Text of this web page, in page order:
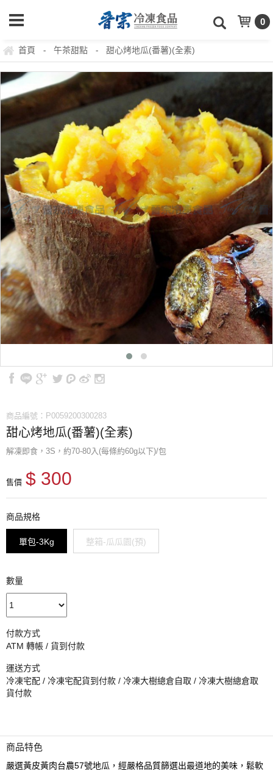
0
首頁 - 午茶甜點 - 甜心烤地瓜(番薯)(全素)
商品編號：P0059200300283
甜心烤地瓜(番薯)(全素)
解凍即食，3S，約70-80入(每條約60g以下)/包
售價 $ 300
商品規格
單包-3Kg 整箱-瓜瓜園(預)
數量
付款方式
ATM 轉帳 / 貨到付款
運送方式
冷凍宅配 / 冷凍宅配貨到付款 / 冷凍大樹總倉自取 / 冷凍大樹總倉取
貨付款
商品特色
嚴選黃皮黃肉台農57號地瓜，經嚴格品質篩選出最道地的美味，鬆軟